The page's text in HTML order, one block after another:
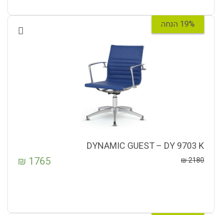
19% הנחה
DYNAMIC GUEST – DY 9703 K
2180
₪
1765
₪